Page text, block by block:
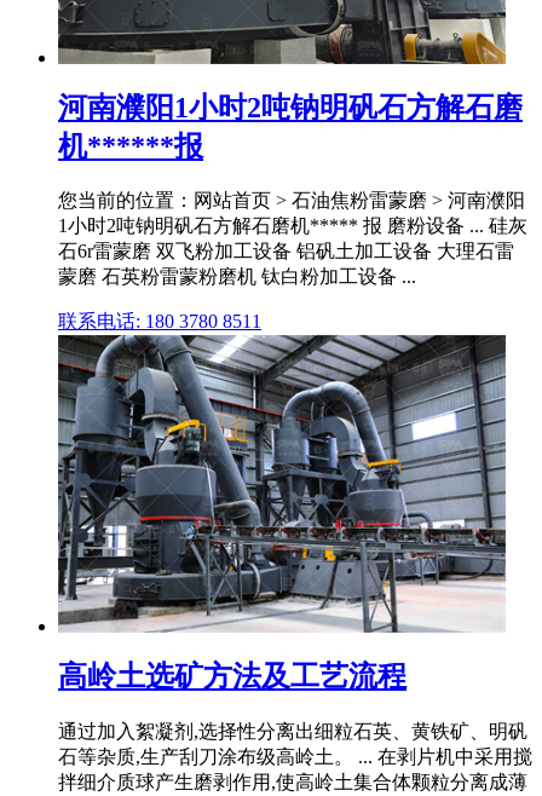
河南濮阳1小时2吨钠明矾石方解石磨
机******报
您当前的位置：网站首页 > 石油焦粉雷蒙磨 > 河南濮阳
1小时2吨钠明矾石方解石磨机***** 报 磨粉设备 ... 硅灰
石6r雷蒙磨 双飞粉加工设备 铝矾土加工设备 大理石雷
蒙磨 石英粉雷蒙粉磨机 钛白粉加工设备 ...
联系电话: 180 3780 8511
高岭土选矿方法及工艺流程
通过加入絮凝剂,选择性分离出细粒石英、黄铁矿、明矾
石等杂质,生产刮刀涂布级高岭土。 ... 在剥片机中采用搅
拌细介质球产生磨剥作用,使高岭土集合体颗粒分离成薄